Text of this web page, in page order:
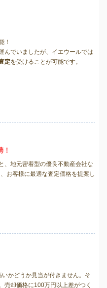
！
んでいましたが、イエウールでは
定を受けることが可能です。
、地元密着型の優良不動産会社な
お客様に最適な査定価格を提案し
かどうか見当が付きません。そ
売却価格に100万円以上差がつく